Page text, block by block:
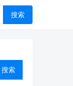
搜索
搜索